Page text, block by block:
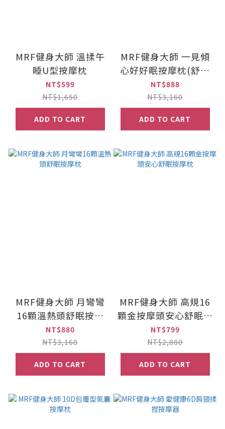
MRF健身大師 溫揉午
睡U型按摩枕
NT$599
NT$1,650
ADD TO CART
MRF健身大師 一見傾
心好好眠按摩枕(舒眠
枕)
NT$888
NT$3,160
ADD TO CART
MRF健身大師 月彎彎
16顆溫熱頭舒眠按摩
枕
NT$880
NT$3,160
ADD TO CART
MRF健身大師 高規16
顆金按摩頭安心舒眠按
摩枕
NT$799
NT$2,880
ADD TO CART